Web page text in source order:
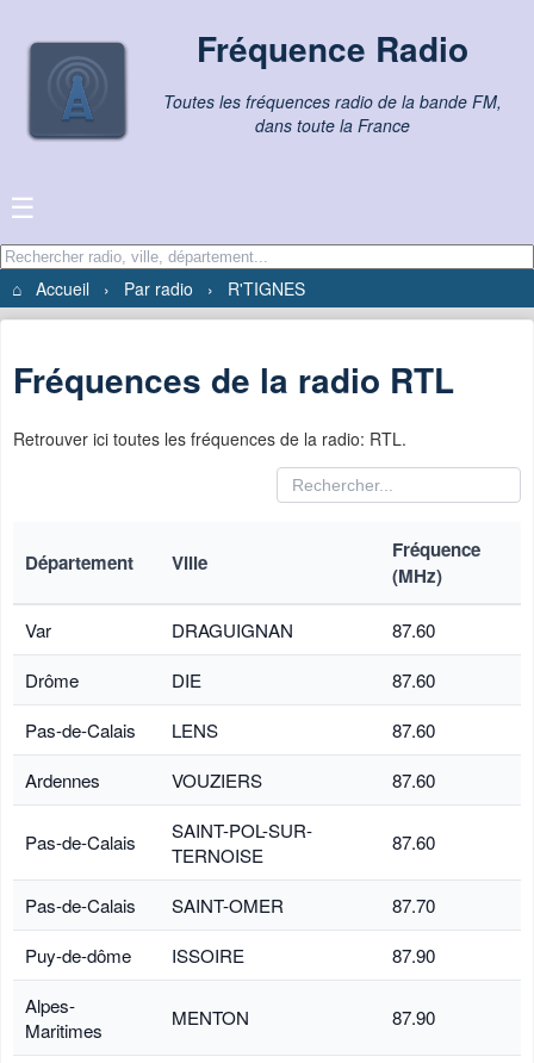
Fréquence Radio
Toutes les fréquences radio de la bande FM,
dans toute la France
☰
⌂ Accueil › Par radio › R'TIGNES
Fréquences de la radio RTL
Retrouver ici toutes les fréquences de la radio: RTL.
Département Ville
Fréquence
(MHz)
Var DRAGUIGNAN
87.60
Drôme
DIE
87.60
Pas-de-Calais
LENS
87.60
Ardennes
VOUZIERS 87.60
Pas-de-Calais
SAINT-POL-SUR-
TERNOISE
87.60
Pas-de-Calais SAINT-OMER
87.70
Puy-de-dôme
ISSOIRE
87.90
Alpes-
Maritimes
MENTON 87.90